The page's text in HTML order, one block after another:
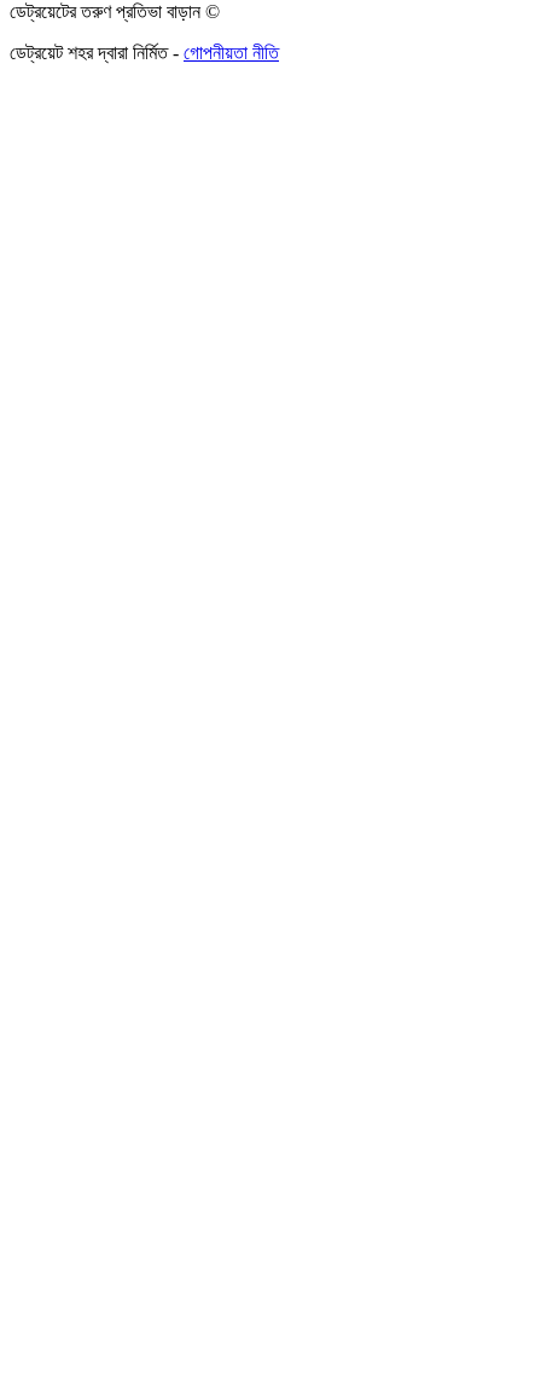
ডেট্রয়েটের তরুণ প্রতিভা বাড়ান ©
ডেট্রয়েট শহর দ্বারা নির্মিত - গোপনীয়তা নীতি